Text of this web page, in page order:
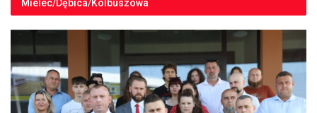
Mielec/Dębica/Kolbuszowa